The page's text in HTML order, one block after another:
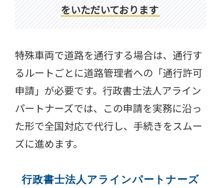
をいただいております
特殊車両で道路を通行する場合は、通行す
るルートごとに道路管理者への「通行許可
申請」が必要です。行政書士法人アライン
パートナーズでは、この申請を実務に沿っ
た形で全国対応で代行し、手続きをスムー
ズに進めます。
行政書士法人アラインパートナーズ